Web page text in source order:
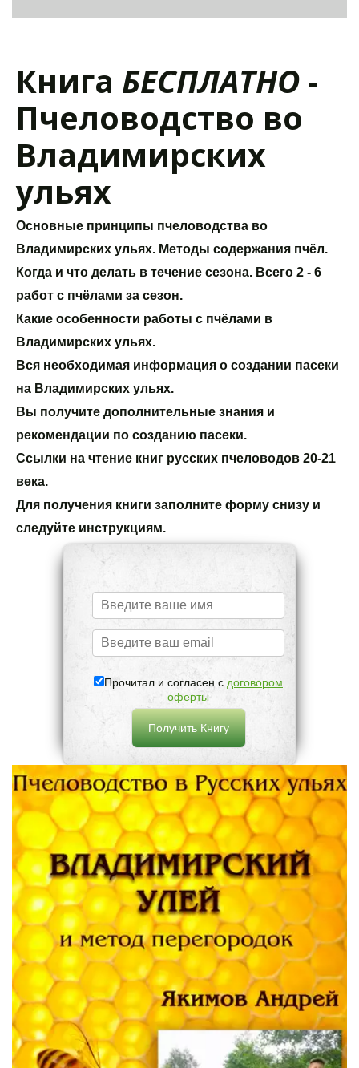
Книга БЕСПЛАТНО -
Пчеловодство во
Владимирских
ульях
Основные принципы пчеловодства во
Владимирских ульях. Методы содержания пчёл.
Когда и что делать в течение сезона. Всего 2 - 6
работ с пчёлами за сезон.
Какие особенности работы с пчёлами в
Владимирских ульях.
Вся необходимая информация о создании пасеки
на Владимирских ульях.
Вы получите дополнительные знания и
рекомендации по созданию пасеки.
Ссылки на чтение книг русских пчеловодов 20-21
века.
Для получения книги заполните форму снизу и
следуйте инструкциям.
Прочитал и согласен с договором
оферты